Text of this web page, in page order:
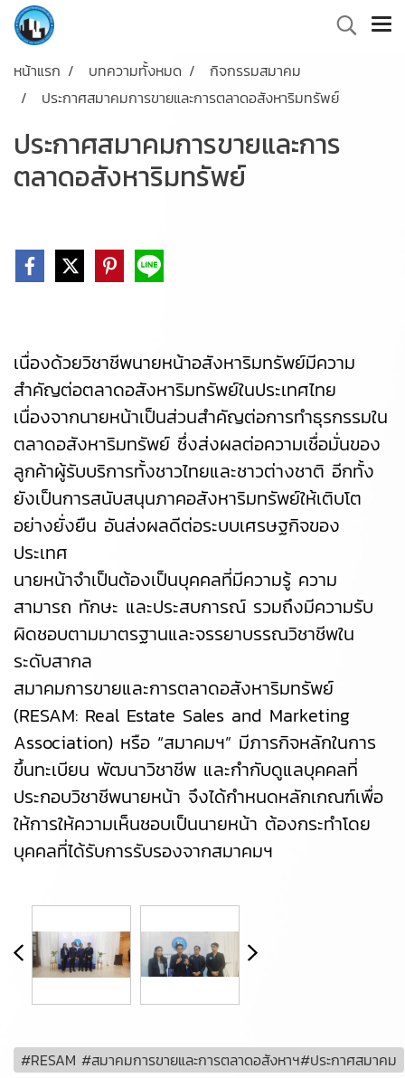
หน้าแรก บทความทั้งหมด
กิจกรรมสมาคม
ประกาศสมาคมการขายและการตลาดอสังหาริมทรัพย์
ประกาศสมาคมการขายและการ
ตลาดอสังหาริมทรัพย์
เนื่องด้วยวิชาชีพนายหน้าอสังหาริมทรัพย์มีความ
สำคัญต่อตลาดอสังหาริมทรัพย์ในประเทศไทย
เนื่องจากนายหน้าเป็นส่วนสำคัญต่อการทำธุรกรรมใน
ตลาดอสังหาริมทรัพย์ ซึ่งส่งผลต่อความเชื่อมั่นของ
ลูกค้าผู้รับบริการทั้งชาวไทยและชาวต่างชาติ อีกทั้ง
ยังเป็นการสนับสนุนภาคอสังหาริมทรัพย์ให้เติบโต
อย่างยั่งยืน อันส่งผลดีต่อระบบเศรษฐกิจของ
ประเทศ
นายหน้าจำเป็นต้องเป็นบุคคลที่มีความรู้ ความ
สามารถ ทักษะ และประสบการณ์ รวมถึงมีความรับ
ผิดชอบตามมาตรฐานและจรรยาบรรณวิชาชีพใน
ระดับสากล
สมาคมการขายและการตลาดอสังหาริมทรัพย์
(RESAM: Real Estate Sales and Marketing
Association) หรือ “สมาคมฯ” มีภารกิจหลักในการ
ขึ้นทะเบียน พัฒนาวิชาชีพ และกำกับดูแลบุคคลที่
ประกอบวิชาชีพนายหน้า จึงได้กำหนดหลักเกณฑ์เพื่อ
ให้การให้ความเห็นชอบเป็นนายหน้า ต้องกระทำโดย
บุคคลที่ได้รับการรับรองจากสมาคมฯ
#RESAM #สมาคมการขายและการตลาดอสังหาฯ#ประกาศสมาคม